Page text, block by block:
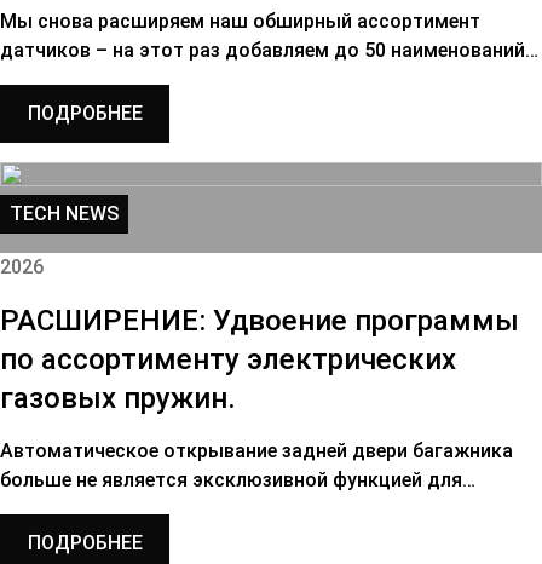
Мы снова расширяем наш обширный ассортимент
датчиков – на этот раз добавляем до 50 наименований…
ПОДРОБНЕЕ
TECH NEWS
2026
РАСШИРЕНИЕ: Удвоение программы
по ассортименту электрических
газовых пружин.
Автоматическое открывание задней двери багажника
больше не является эксклюзивной функцией для…
ПОДРОБНЕЕ